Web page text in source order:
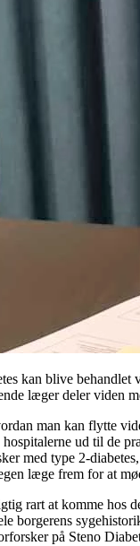
kan blive behandlet
læger deler viden
man kan flytte
ud til de
med type 2-
læge frem for at
rart at komme hos
borgerens
på Steno